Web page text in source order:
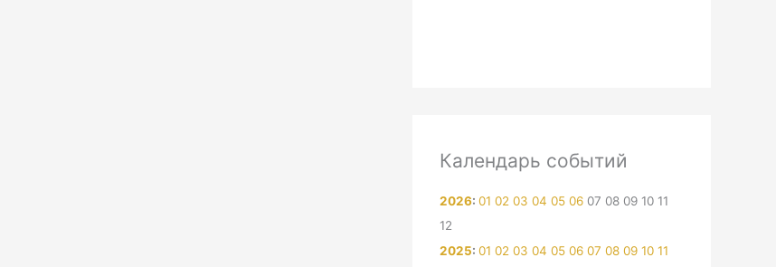
Календарь событий
2026: 01 02 03 04 05 06 07 08 09 10 11
12
2025: 01 02 03 04 05 06 07 08 09 10 11